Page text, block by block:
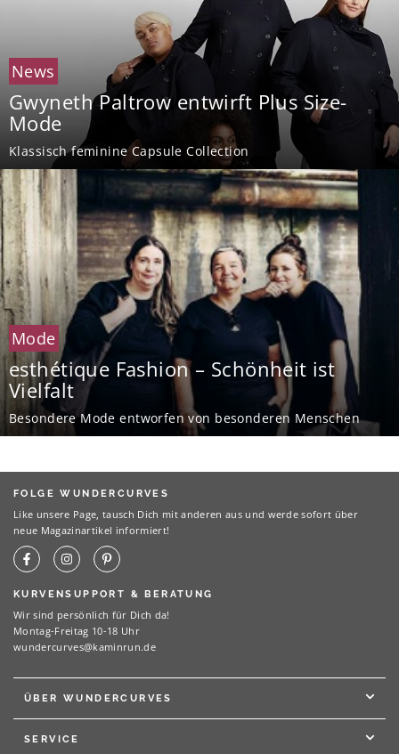
News
Gwyneth Paltrow entwirft Plus Size-
Mode
Klassisch feminine Capsule Collection
Mode
esthétique Fashion – Schönheit ist
Vielfalt
Besondere Mode entworfen von besonderen Menschen
FOLGE WUNDERCURVES
Like unsere Page, tausch Dich mit anderen aus und werde sofort über
neue Magazinartikel informiert!
KURVENSUPPORT & BERATUNG
Wir sind persönlich für Dich da!
Montag-Freitag 10-18 Uhr
wundercurves@kaminrun.de
ÜBER WUNDERCURVES
SERVICE